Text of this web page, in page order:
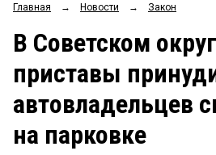
ОБЩЕСТВО
ЗАКОН
НОВОСТИ КОМПАНИЙ
Главная → Новости → Закон
В Советском
приставы
автовладельцев
на парковке